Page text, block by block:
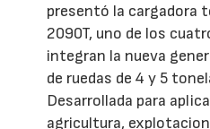
presentó la cargadora
2090T, uno de los
integran la nueva
de ruedas de 4 y 5
Desarrollada para
agricultura,